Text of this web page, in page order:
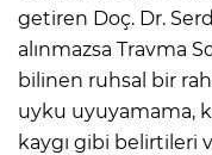
getiren Doç. Dr.
alınmazsa Travma
bilinen ruhsal bir
uyku uyuyamama,
kaygı gibi belirtileri